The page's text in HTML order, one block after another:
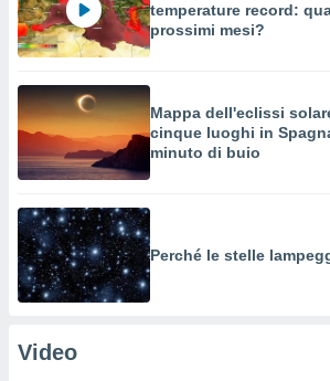
temperature record:
prossimi mesi?
Mappa dell'eclissi
cinque luoghi in
minuto di buio
Perché le stelle
Video